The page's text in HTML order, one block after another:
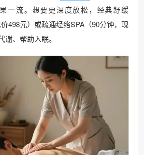
一流。想要更深度放松，经典舒缓
498元）或疏通经络SPA（90分钟，现
谢、帮助入眠。